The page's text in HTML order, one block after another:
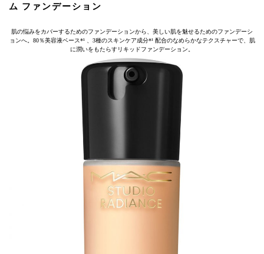
ム ファンデーション
肌の悩みをカバーするためのファンデーションから、美しい肌を魅せるためのファンデーシ
ョンへ。80％美容液ベース*¹ 、3種のスキンケア成分*¹ 配合のなめらかなテクスチャーで、肌
に潤いをもたらすリキッドファンデーション。